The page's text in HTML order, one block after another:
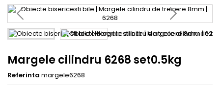
Margele cilindru 6268 set0.5kg
Referinta margele6268